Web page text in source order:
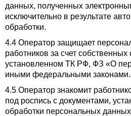
данных, полученных
исключительно в результате
обработки.
4.4 Оператор защищает
работников за счет собственных
установленном ТК РФ, ФЗ «О
иными федеральными законами.
4.5 Оператор знакомит
под роспись с документами,
обработки персональных